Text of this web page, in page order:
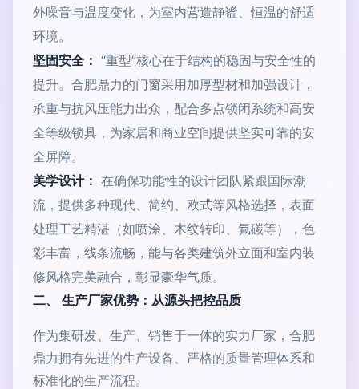
外噪音与温度变化，为室内营造静谧、恒温的舒适
环境。
坚固安全： “重型”核心在于结构的稳固与安全性的
提升。合肥鼎力的门窗采用加厚型材和加强设计，
承重与抗风压能力出众，配合多点锁闭系统和高安
全等级锁具，为家居和商业空间提供坚实可靠的安
全屏障。
美学设计： 在确保功能性的设计团队紧跟国际潮
流，提供多种现代、简约、欧式等风格选择，表面
处理工艺精湛（如喷涂、木纹转印、氟碳等），色
彩丰富，线条流畅，能与各类建筑外立面和室内装
修风格完美融合，彰显豪华气质。
二、 生产厂家优势：从源头把控品质
作为集研发、生产、销售于一体的实力厂家，合肥
鼎力拥有先进的生产设备、严格的质量管理体系和
标准化的生产流程。